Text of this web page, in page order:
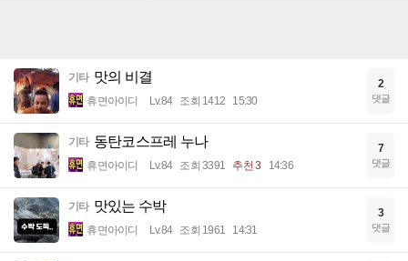
기타 맛의 비결
휴면아이디 Lv.84 조회 1412 15:30
2
댓글
기타 동탄코스프레 누나
휴면아이디 Lv.84 조회 3391 추천 3 14:36
7
댓글
기타 맛있는 수박
휴면아이디 Lv.84 조회 1961 14:31
3
댓글